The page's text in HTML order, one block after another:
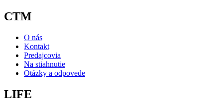
CTM
O nás
Kontakt
Predajcovia
Na stiahnutie
Otázky a odpovede
LIFE